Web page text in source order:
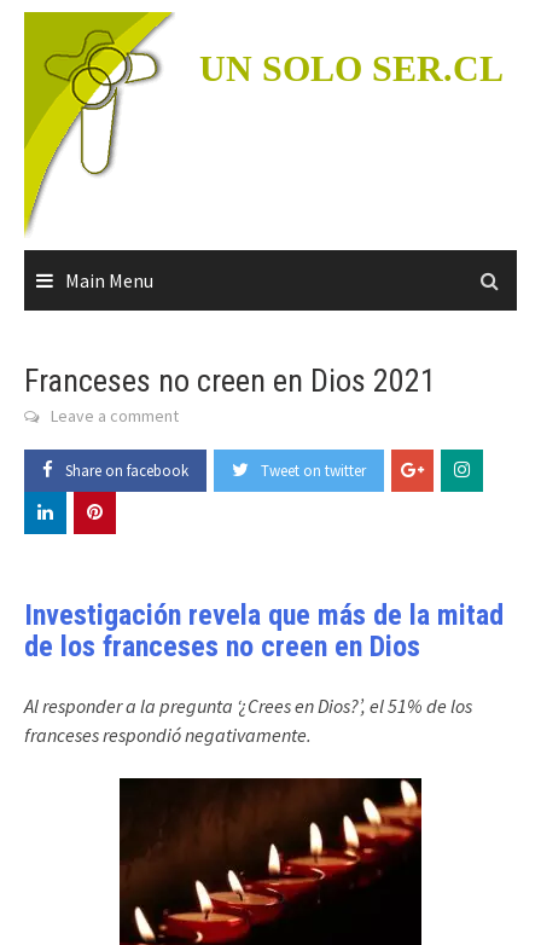
Skip
content
UN SOLO SER.CL
Main Menu
Franceses no creen en Dios 2021
Leave a comment
Share on facebook Tweet on twitter
Investigación revela que más de la mitad
de los franceses no creen en Dios
Al responder a la pregunta ‘¿Crees en Dios?’, el 51% de los
franceses respondió negativamente.